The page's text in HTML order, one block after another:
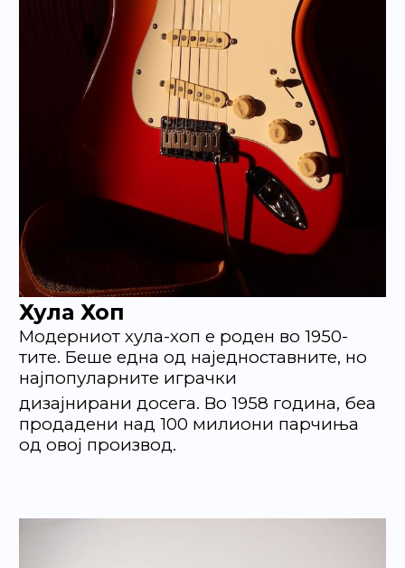
Хула Хоп
Модерниот хула-хоп е роден во 1950-
тите. Беше една од наједноставните, но
најпопуларните играчки
дизајнирани досега. Во 1958 година, беа
продадени над 100 милиони парчиња
од овој производ.